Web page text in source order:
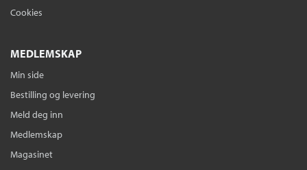
Cookies
MEDLEMSKAP
Min side
Bestilling og levering
Meld deg inn
Medlemskap
Magasinet